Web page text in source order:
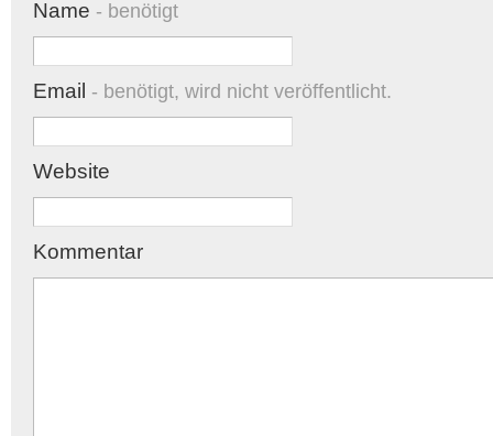
Name - benötigt
Email - benötigt, wird nicht veröffentlicht.
Website
Kommentar